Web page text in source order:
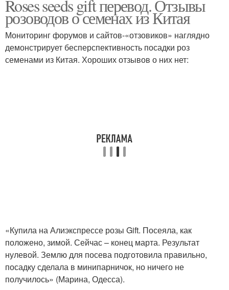
Roses seeds gift перевод. Отзывы
розоводов о семенах из Китая
Мониторинг форумов и сайтов-«отзовиков» наглядно
демонстрирует бесперспективность посадки роз
семенами из Китая. Хороших отзывов о них нет:
«Купила на Алиэкспрессе розы Gift. Посеяла, как
положено, зимой. Сейчас – конец марта. Результат
нулевой. Землю для посева подготовила правильно,
посадку сделала в минипарничок, но ничего не
получилось» (Марина, Одесса).